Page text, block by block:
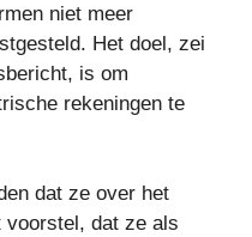
niet meer
Het doel, zei
is om
rekeningen te
dat ze over het
voorstel, dat ze als